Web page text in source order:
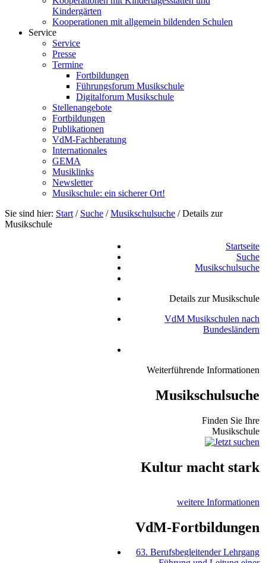
Kindergärten
Kooperationen mit allgemein bildenden Schulen
Service
Service
Presse
Termine
Fortbildungen
Führungsforum Musikschule
Digitalforum Musikschule
Stellenangebote
Fortbildungen
Publikationen
VdM-Fachberatung
Internationales
GEMA
Musiklinks
Newsletter
Musikschule: ein sicherer Ort!
Sie sind hier: Start / Suche /Musikschulsuche /Details zur
Musikschule
Startseite
Suche
Musikschulsuche
Details zur Musikschule
VdM Musikschulen nach
Bundesländern
Weiterführende Informationen
Musikschulsuche
Finden Sie Ihre
Musikschule
Kultur macht stark
weitere Informationen
VdM-Fortbildungen
63. Berufsbegleitender Lehrgang